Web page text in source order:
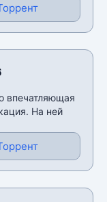
впечатляющая
На ней